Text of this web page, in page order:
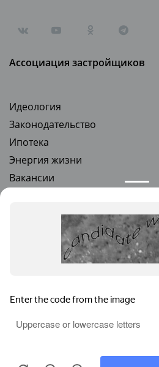
Ассоциация застройщиков
Идеология
Законодательство
Ипотека
Энергия жизни
Вакансии
Квартиры в новостройках
Ремонт под ключ
Нажимая «Принять», вы